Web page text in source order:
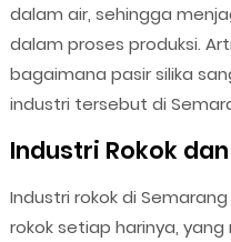
dalam air, sehingga
dalam proses produksi.
bagaimana pasir silika
industri tersebut di
Industri Rokok
Industri rokok di
rokok setiap harinya,